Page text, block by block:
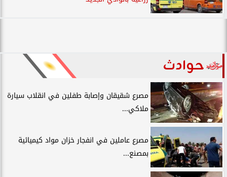
حوادث
مصرع شقيقان وإصابة طفلين في انقلاب سيارة
ملاكي...
مصرع عاملين في انفجار خزان مواد كيميائية
بمصنع...